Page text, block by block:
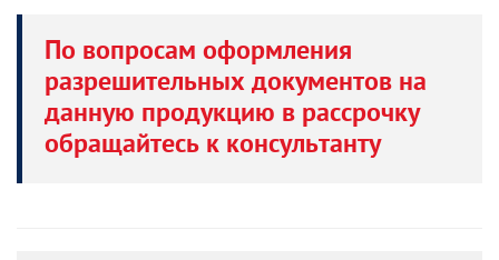
По вопросам оформления
разрешительных документов на
данную продукцию в рассрочку
обращайтесь к консультанту